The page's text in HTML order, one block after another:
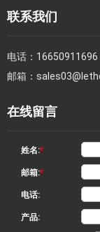
联系我们
电话： 16650911696
邮箱：
在线留言
姓名:*
邮箱:*
电话:
产品: